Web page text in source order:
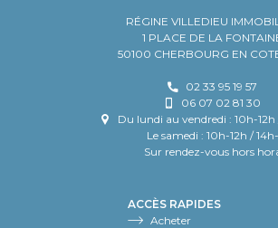
RÉGINE VILLEDIEU
1 PLACE DE LA
50100 CHERBOURG EN
02 33 95 19 57
06 07 02 81 30
Du lundi au vendredi : 10h-12h
Le samedi : 10h-12h /
Sur rendez-vous hors
ACCÈS RAPIDES
Acheter